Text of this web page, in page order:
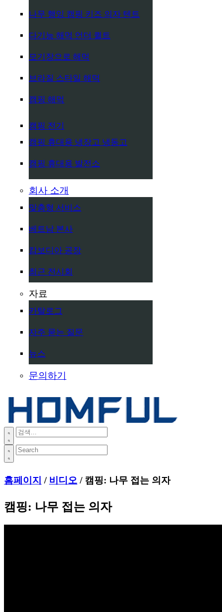
나무 행잉 캠핑 키즈 의자 텐트
다기능 해먹 언더 퀼트
모기장으로 해먹
브라질 스타일 해먹
캠핑 해먹
캠핑 전기
캠핑 휴대용 냉장고 냉동고
캠핑 휴대용 발전소
회사 소개
맞춤형 서비스
베트남 본사
캄보디아 공장
최근 전시회
자료
카탈로그
자주 묻는 질문
뉴스
문의하기
홈페이지 / 비디오 / 캠핑: 나무 접는 의자
캠핑: 나무 접는 의자